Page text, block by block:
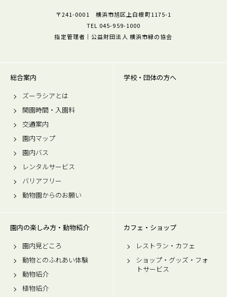
〒241-0001 横浜市旭区上白根町1175-1
TEL 045-959-1000
指定管理者｜公益財団法人 横浜市緑の協会
総合案内
ズーラシアとは
開園時間・入園料
交通案内
園内マップ
園内バス
レンタルサービス
バリアフリー
動物園からのお願い
学校・団体の方へ
園内の楽しみ方・動物紹介
園内見どころ
動物とのふれあい体験
動物紹介
植物紹介
カフェ・ショップ
レストラン・カフェ
ショップ・グッズ・フォ
トサービス